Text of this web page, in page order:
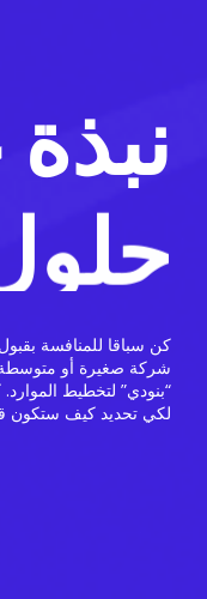
نبذة
كن سباقا للمنافسة
شركة صغيرة أو
“بنودي” لتخطيط
لكي تحديد كيف ستكون